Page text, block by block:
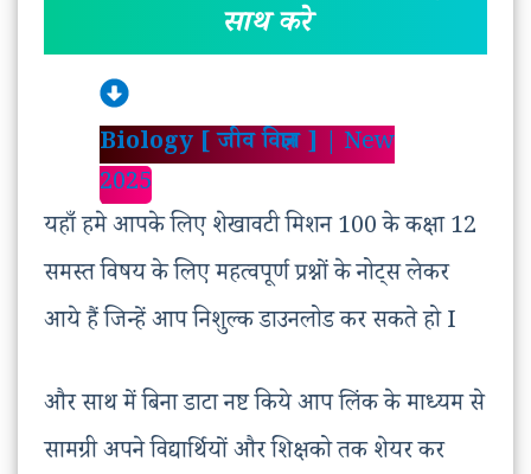
साथ करे
Biology [ जीव विज्ञान ] | New
2025
यहाँ हमे आपके लिए शेखावटी मिशन 100 के कक्षा 12
समस्त विषय के लिए महत्वपूर्ण प्रश्नों के नोट्स लेकर
आये हैं जिन्हें आप निशुल्क डाउनलोड कर सकते हो I
और साथ में बिना डाटा नष्ट किये आप लिंक के माध्यम से
सामग्री अपने विद्यार्थियों और शिक्षको तक शेयर कर